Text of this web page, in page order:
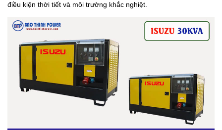
điều kiện thời tiết và môi trường khắc nghiệt.